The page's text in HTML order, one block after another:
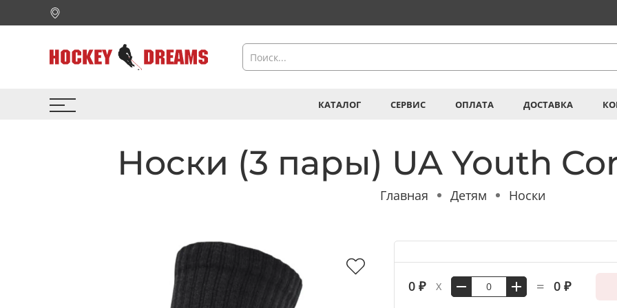
КАТАЛОГ СЕРВИС ОПЛАТА ДОСТАВКА
Носки (3 пары) UA Youth
Главная Детям Носки
0 ₽ X = 0 ₽